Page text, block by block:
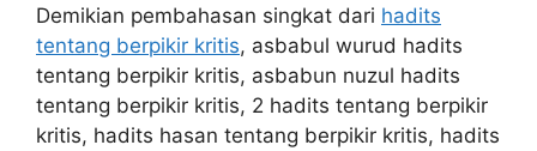
Demikian pembahasan singkat dari hadits
tentang berpikir kritis, asbabul wurud hadits
tentang berpikir kritis, asbabun nuzul hadits
tentang berpikir kritis, 2 hadits tentang berpikir
kritis, hadits hasan tentang berpikir kritis, hadits